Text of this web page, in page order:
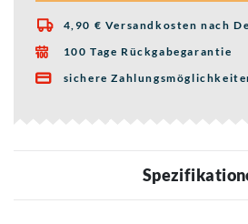
 4,90 € Versandkosten nach
 100 Tage Rückgabegarantie
 sichere